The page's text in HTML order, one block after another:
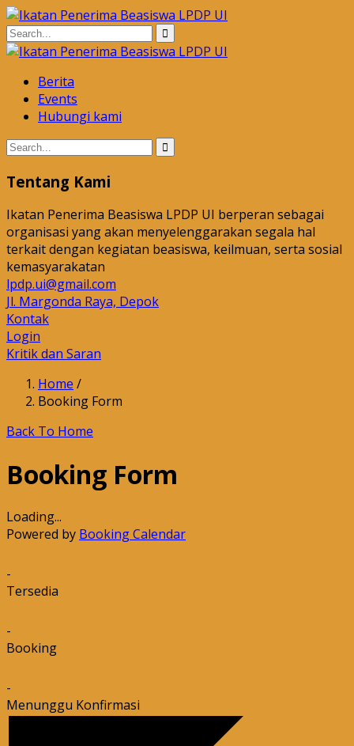
Berita
Events
Hubungi kami
Tentang Kami
Ikatan Penerima Beasiswa LPDP UI berperan sebagai
organisasi yang akan menyelenggarakan segala hal
terkait dengan kegiatan beasiswa, keilmuan, serta sosial
kemasyarakatan
lpdp.ui@gmail.com
Jl. Margonda Raya, Depok
Kontak
Login
Kritik dan Saran
Home /
Booking Form
Back To Home
Booking Form
Loading...
Powered by Booking Calendar
-
Tersedia
-
Booking
-
Menunggu Konfirmasi